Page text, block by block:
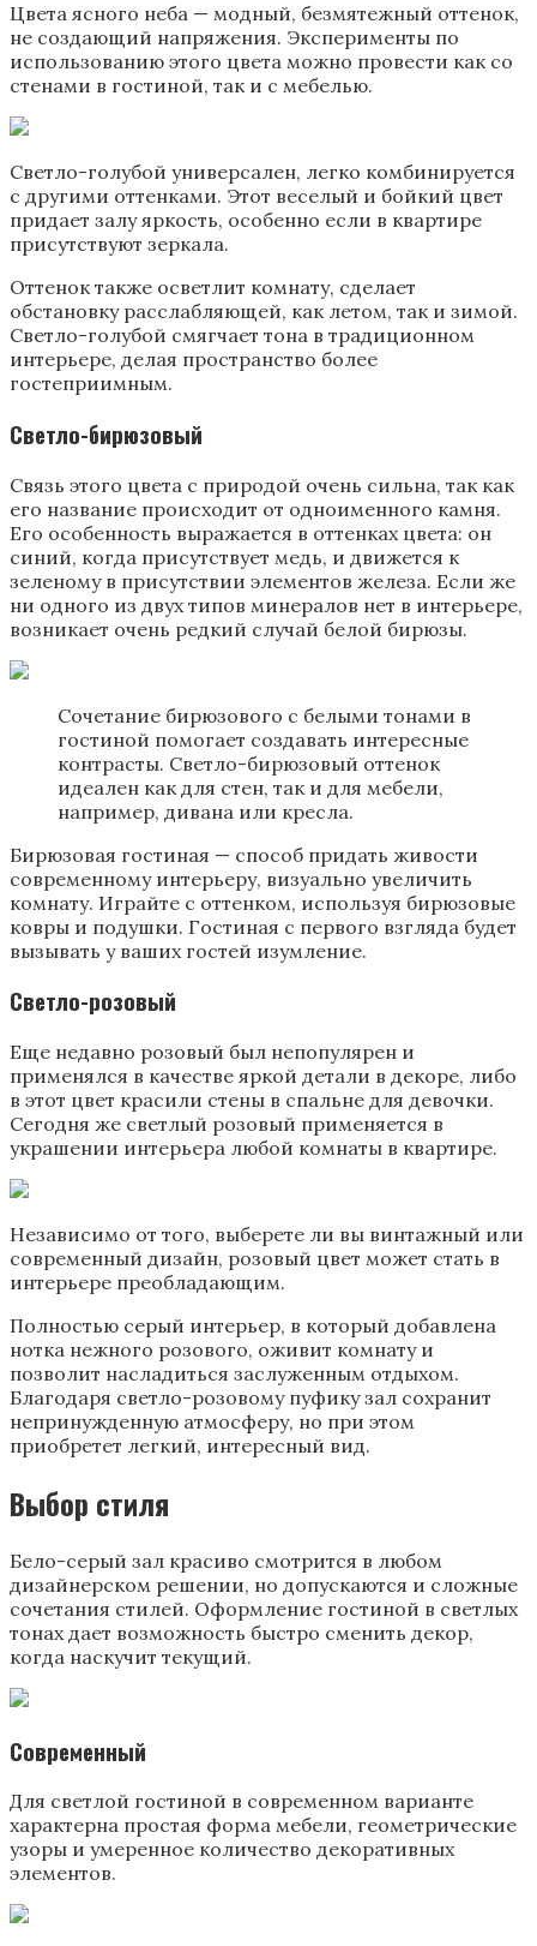
Цвета ясного неба — модный, безмятежный оттенок,
не создающий напряжения. Эксперименты по
использованию этого цвета можно провести как со
стенами в гостиной, так и с мебелью.
Светло-голубой универсален, легко комбинируется
с другими оттенками. Этот веселый и бойкий цвет
придает залу яркость, особенно если в квартире
присутствуют зеркала.
Оттенок также осветлит комнату, сделает
обстановку расслабляющей, как летом, так и зимой.
Светло-голубой смягчает тона в традиционном
интерьере, делая пространство более
гостеприимным.
Светло-бирюзовый
Связь этого цвета с природой очень сильна, так как
его название происходит от одноименного камня.
Его особенность выражается в оттенках цвета: он
синий, когда присутствует медь, и движется к
зеленому в присутствии элементов железа. Если же
ни одного из двух типов минералов нет в интерьере,
возникает очень редкий случай белой бирюзы.
Сочетание бирюзового с белыми тонами в
гостиной помогает создавать интересные
контрасты. Светло-бирюзовый оттенок
идеален как для стен, так и для мебели,
например, дивана или кресла.
Бирюзовая гостиная — способ придать живости
современному интерьеру, визуально увеличить
комнату. Играйте с оттенком, используя бирюзовые
ковры и подушки. Гостиная с первого взгляда будет
вызывать у ваших гостей изумление.
Светло-розовый
Еще недавно розовый был непопулярен и
применялся в качестве яркой детали в декоре, либо
в этот цвет красили стены в спальне для девочки.
Сегодня же светлый розовый применяется в
украшении интерьера любой комнаты в квартире.
Независимо от того, выберете ли вы винтажный или
современный дизайн, розовый цвет может стать в
интерьере преобладающим.
Полностью серый интерьер, в который добавлена
нотка нежного розового, оживит комнату и
позволит насладиться заслуженным отдыхом.
Благодаря светло-розовому пуфику зал сохранит
непринужденную атмосферу, но при этом
приобретет легкий, интересный вид.
Выбор стиля
Бело-серый зал красиво смотрится в любом
дизайнерском решении, но допускаются и сложные
сочетания стилей. Оформление гостиной в светлых
тонах дает возможность быстро сменить декор,
когда наскучит текущий.
Современный
Для светлой гостиной в современном варианте
характерна простая форма мебели, геометрические
узоры и умеренное количество декоративных
элементов.